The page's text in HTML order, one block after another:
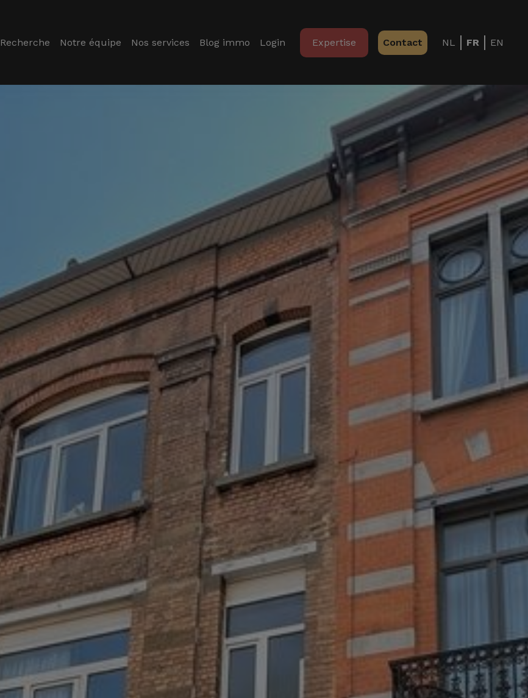
Recherche Notre équipe Nos services Blog immo Login Expertise Contact NL FR EN